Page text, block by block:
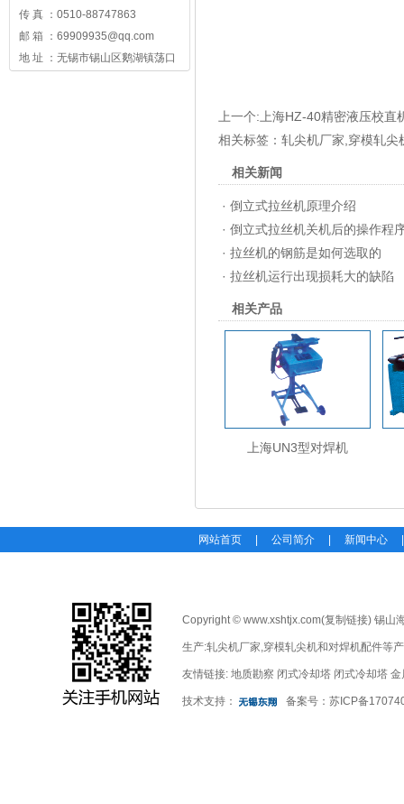
传 真 ：0510-88747863
邮 箱 ：69909935@qq.com
地 址 ：无锡市锡山区鹅湖镇荡口
上一个: 上海HZ-40精密液压校直
相关标签： 轧尖机厂家 穿模轧尖
相关新闻
· 倒立式拉丝机原理介绍
· 倒立式拉丝机关机后的操作程
· 拉丝机的钢筋是如何选取的
· 拉丝机运行出现损耗大的缺陷
相关产品
上海UN3型对焊机
网站首页 公司简介 新闻中心
Copyright © www.xshtjx.com(复制链接) 锡山
生产:轧尖机厂家,穿模轧尖机和对焊机配件等
友情链接: 地质勘察 闭式冷却塔 闭式冷却塔 金
技术支持： 备案号： 苏ICP备